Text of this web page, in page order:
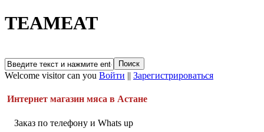
TEAMEAT
Welcome visitor can you Войти || Зарегистрироваться
Интернет магазин мяса в Астане
Заказ по телефону и Whats up